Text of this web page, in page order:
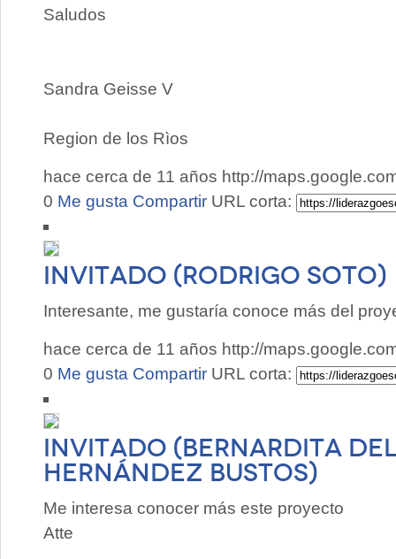
Saludos
Sandra Geisse V
Region de los Rìos
hace cerca de 11 años http://
0 Me gusta Compartir URL corta:
Invitado (Rodrigo Soto)
Interesante, me gustaría conoce más del
hace cerca de 11 años http://
0 Me gusta Compartir URL corta:
Invitado (Bernardita
Hernández Bustos)
Me interesa conocer más este proyecto
Atte